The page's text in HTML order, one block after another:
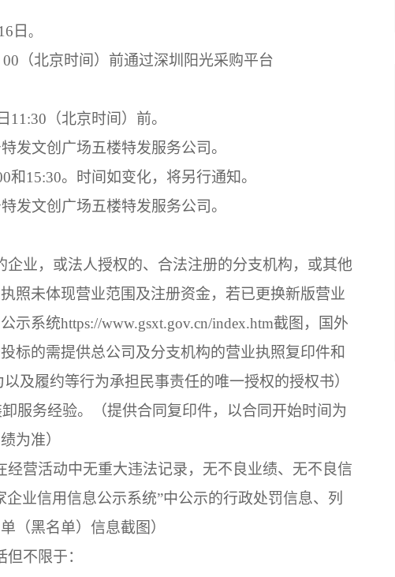
日 。
（北京时间 ） 前通过深圳阳光采购平台
日 11 :30 （北京时间 ） 前。
发文创广场五楼特发服务公司 。
和15:30。
时间如变化，将另行通知。
发文创广场五楼特发服务公司 。
业，或法人授权的、合法注册的分支机构，或其他
照未体现营业范围及注册资金，若已更换新版营业
示系统https://www.gsxt.gov.cn/index.htm截图，国外
标的需提供总公司及分支机构的营业执照复印件和
及履约等行为承担民事责任的唯一授权的授权书）
服务经验。（提供合同复印件，以合同开始时间为
为准）
营活动中无重大违法记录，无不良业绩、无不良信
企业信用信息公示系统”中公示的行政处罚信息、列
（黑名单）信息截图）
不限于：